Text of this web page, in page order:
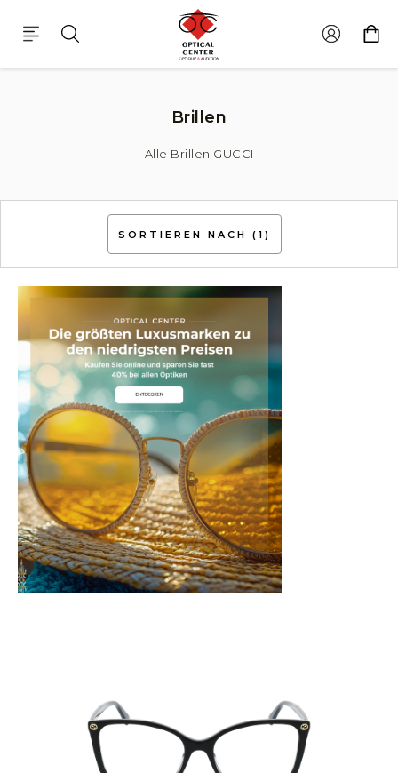
Brillen Gucci
Brillen
Alle Brillen GUCCI
SORTIEREN NACH (1)